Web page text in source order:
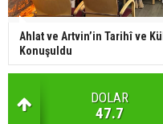
Ahlat ve Artvin’in Tarihî ve
Konuşuldu
DOLAR
47.7